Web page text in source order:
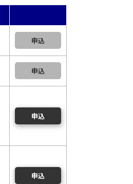
申込
申込
申込
申込